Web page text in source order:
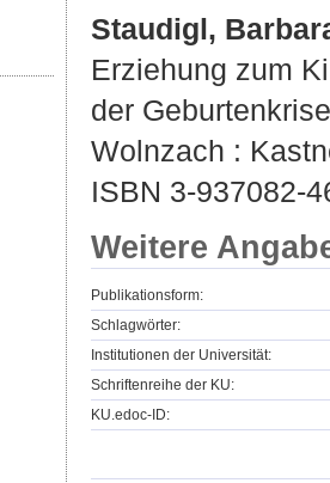
Staudigl,
Erziehung zum
der
Wolnzach :
ISBN 3-937082-
Weitere
Publikationsform:
Schlagwörter:
Institutionen der Universität:
Schriftenreihe der KU:
KU.edoc-ID: